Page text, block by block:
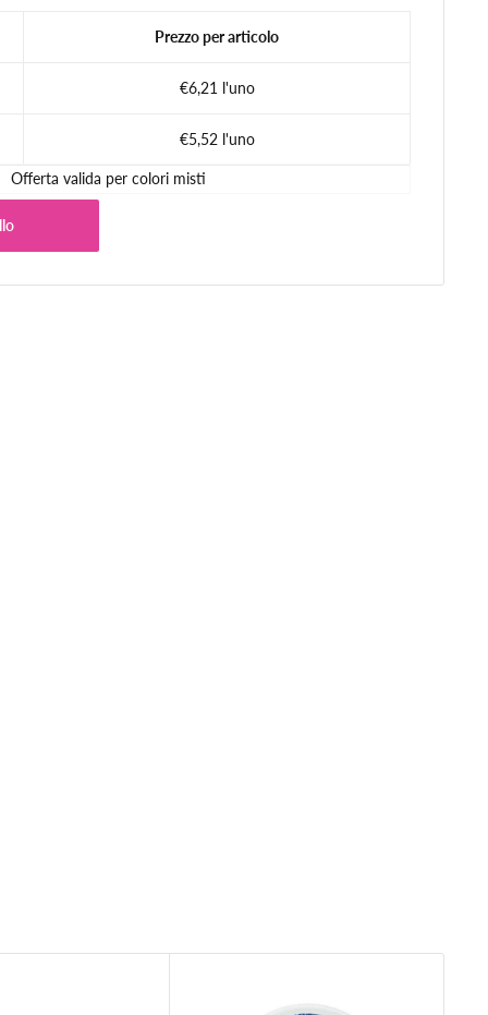
Prezzo per articolo
€6,21 l'uno
€5,52 l'uno
Offerta valida per colori misti